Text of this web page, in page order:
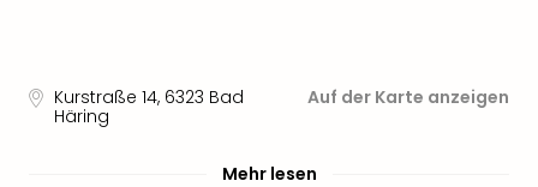
Kurstraße 14, 6323 Bad
Häring
Auf der Karte anzeigen
Mehr lesen